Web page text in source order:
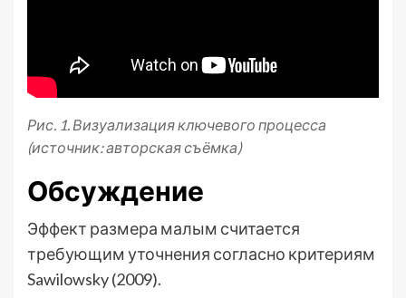
Рис. 1. Визуализация ключевого процесса
(источник: авторская съёмка)
Обсуждение
Эффект размера малым считается
требующим уточнения согласно критериям
Sawilowsky (2009).